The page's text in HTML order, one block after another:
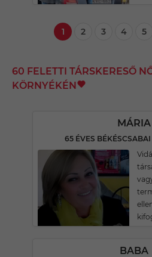
1 2 3 4 5
60 FELETTI TÁRSKERESŐ
KÖRNYÉKÉN
MÁRIA
65 ÉVES
BABA